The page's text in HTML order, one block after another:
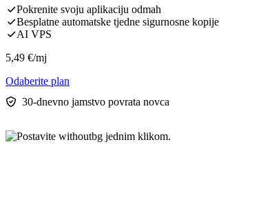
Pokrenite svoju aplikaciju odmah
Besplatne automatske tjedne sigurnosne kopije
AI VPS
5,49 €/mj
Odaberite plan
30-dnevno jamstvo povrata novca